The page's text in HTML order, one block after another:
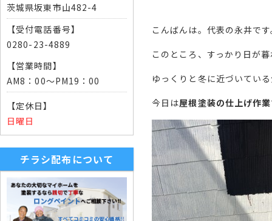
こんばんは。代表の永井で
このところ、すっかり日が
ゆっくりと冬に近づいてい
今日は屋根塗装の仕上げ作業
茨城県坂東市山482-4
【受付電話番号】
0280-23-4889
【営業時間】
AM8：00～PM19：00
【定休日】
日曜日
チラシ配布について